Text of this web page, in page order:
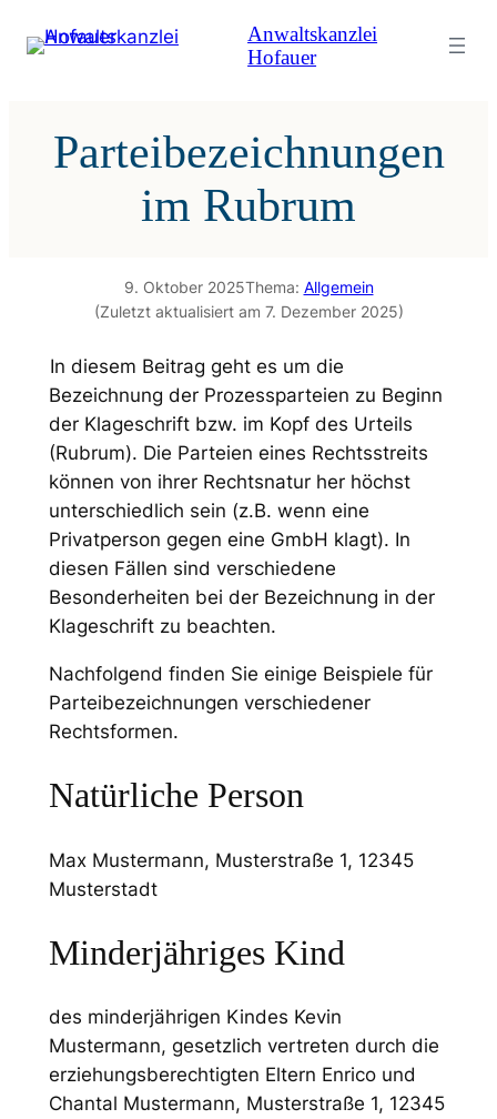
Inhalt
Anwaltskanzlei
Hofauer
Parteibezeichnungen
im Rubrum
9. Oktober 2025Thema: Allgemein
(Zuletzt aktualisiert am 7. Dezember 2025)
In diesem Beitrag geht es um die
Bezeichnung der Prozessparteien zu Beginn
der Klageschrift bzw. im Kopf des Urteils
(Rubrum). Die Parteien eines Rechtsstreits
können von ihrer Rechtsnatur her höchst
unterschiedlich sein (z.B. wenn eine
Privatperson gegen eine GmbH klagt). In
diesen Fällen sind verschiedene
Besonderheiten bei der Bezeichnung in der
Klageschrift zu beachten.
Nachfolgend finden Sie einige Beispiele für
Parteibezeichnungen verschiedener
Rechtsformen.
Natürliche Person
Max Mustermann, Musterstraße 1, 12345
Musterstadt
Minderjähriges Kind
des minderjährigen Kindes Kevin
Mustermann, gesetzlich vertreten durch die
erziehungsberechtigten Eltern Enrico und
Chantal Mustermann, Musterstraße 1, 12345